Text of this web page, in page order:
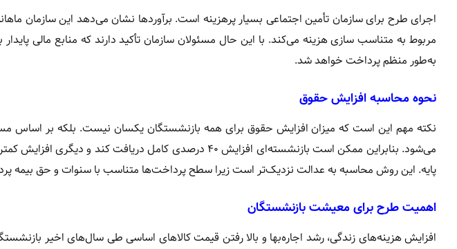
اجرای طرح برای سازمان تأمین اجتماعی بسیار پرهزینه است. برآوردها نشان می‌دهد این سازمان
مربوط به متناسب سازی هزینه می‌کند. با این حال مسئولان سازمان تأکید دارند که منابع مالی
به‌طور منظم پرداخت خواهد شد.
نحوه محاسبه افزایش حقوق
نکته مهم این است که میزان افزایش حقوق برای همه بازنشستگان یکسان نیست. بلکه بر اساس
می‌شود. بنابراین ممکن است بازنشسته‌ای افزایش ۴۰ درصدی کامل
پایه. این روش محاسبه به عدالت نزدیک‌تر است زیرا سطح پرداخت‌ها متناسب با سنوات و حق
اهمیت طرح برای معیشت بازنشستگان
افزایش هزینه‌های زندگی، رشد اجاره‌بها و بالا رفتن قیمت کالاهای اساسی طی سال‌های اخیر